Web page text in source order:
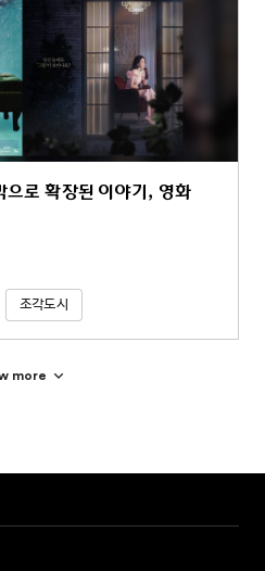
로 확장된 이야기, 영화
조각도시
more